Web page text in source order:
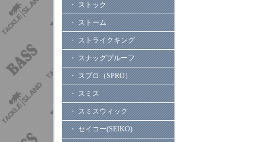
・ ストック
・ ストーム
・ ストライクキング
・ スナッグプルーフ
・ スプロ（SPRO）
・ スミス
・ スミスウィック
・ セイコー(SEIKO)